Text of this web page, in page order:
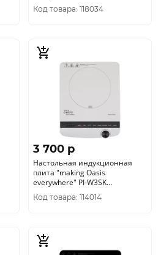
Код товара: 118034
3 700 p
Настольная индукционная
плита "making Oasis
everywhere" РI-W3SK
(10323010/190423/3031348,
КИТАЙ
Код товара: 114014